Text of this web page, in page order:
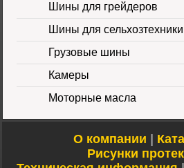
Шина 16.9-24 16PR
IND-80 OzkaЦена
46000 руб.
Шины для грейдеров
Шины для
Грузовые шины
Камеры
Моторные масла
О компании
Рисунки